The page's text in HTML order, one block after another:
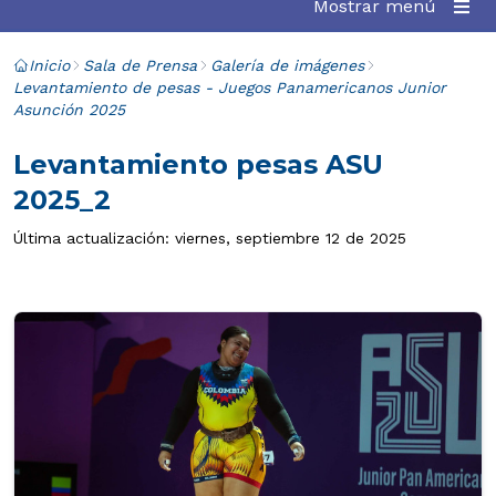
Mostrar menú
Inicio Sala de Prensa
Galería de imágenes
Levantamiento de pesas - Juegos Panamericanos Junior
Asunción 2025
Levantamiento pesas ASU
2025_2
Última actualización: viernes, septiembre 12 de 2025